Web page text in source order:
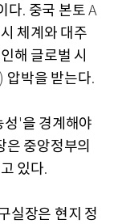
다. 중국 본토 A
체계와 대주
해 글로벌 시
) 압박을 받는다.
성'을 경계해야
은 중앙정부의
있다.
실장은 현지 정